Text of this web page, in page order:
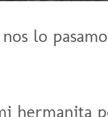
lo
hermanita